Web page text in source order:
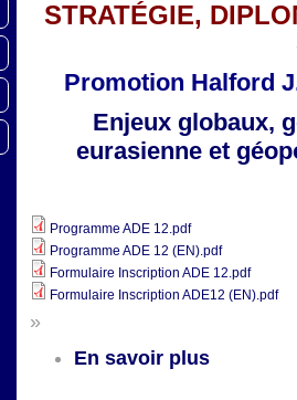
STRATÉGIE,
Promotion Halford
Enjeux globaux,
eurasienneet
Programme ADE 12.pdf
Programme ADE 12 (EN).pdf
Formulaire Inscription ADE 12.pdf
Formulaire Inscription ADE12 (EN).pdf
»
En savoir plus